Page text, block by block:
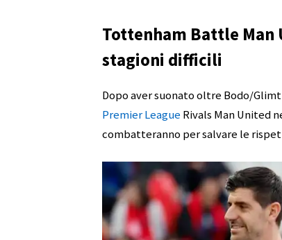
Tottenham Battle Man
stagioni difficili
Dopo aver suonato oltre Bodo/
Premier League Rivals Man United
combatteranno per salvare le